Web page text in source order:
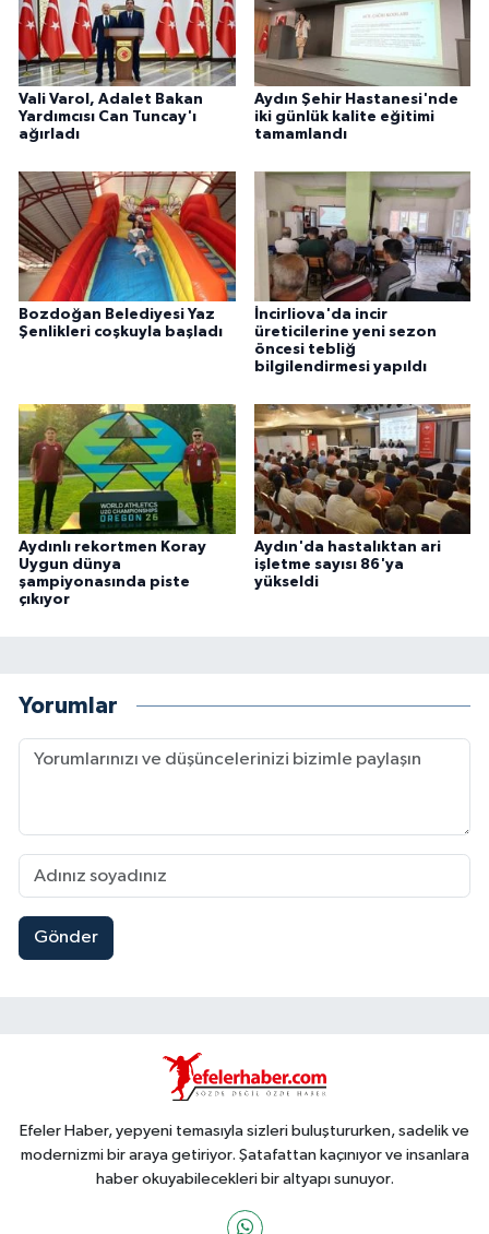
Vali Varol, Adalet Bakan
Yardımcısı Can Tuncay'ı
ağırladı
Aydın Şehir Hastanesi'nde
iki günlük kalite eğitimi
tamamlandı
Bozdoğan Belediyesi Yaz
Şenlikleri coşkuyla başladı
İncirliova'da incir
üreticilerine yeni sezon
öncesi tebliğ
bilgilendirmesi yapıldı
Aydınlı rekortmen Koray
Uygun dünya
şampiyonasında piste
çıkıyor
Aydın'da hastalıktan ari
işletme sayısı 86'ya
yükseldi
Yorumlar
Gönder
Efeler Haber, yepyeni temasıyla sizleri buluştururken, sadelik ve
modernizmi bir araya getiriyor. Şatafattan kaçınıyor ve insanlara
haber okuyabilecekleri bir altyapı sunuyor.